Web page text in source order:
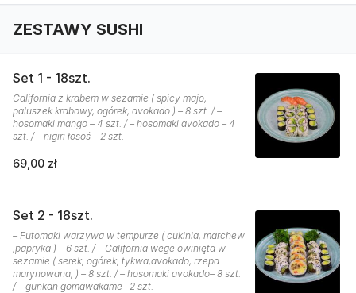
ZESTAWY SUSHI
Set 1 - 18szt.
California z krabem w sezamie ( spicy majo,
paluszek krabowy, ogórek, avokado ) – 8 szt. / –
hosomaki mango – 4 szt. / – hosomaki avokado – 4
szt. / – nigiri łosoś – 2 szt.
69,00 zł
Set 2 - 18szt.
– Futomaki warzywa w tempurze ( cukinia, marchew
,papryka ) – 6 szt. / – California wege owinięta w
sezamie ( serek, ogórek, tykwa,avokado, rzepa
marynowana, ) – 8 szt. / – hosomaki avokado– 8 szt.
/ – gunkan gomawakame– 2 szt.